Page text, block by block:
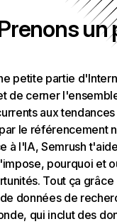
un
petite partie
de cerner
aux
le référencement
à l'IA, Semrush
pourquoi et
Tout ça grâce
données de
qui inclut des